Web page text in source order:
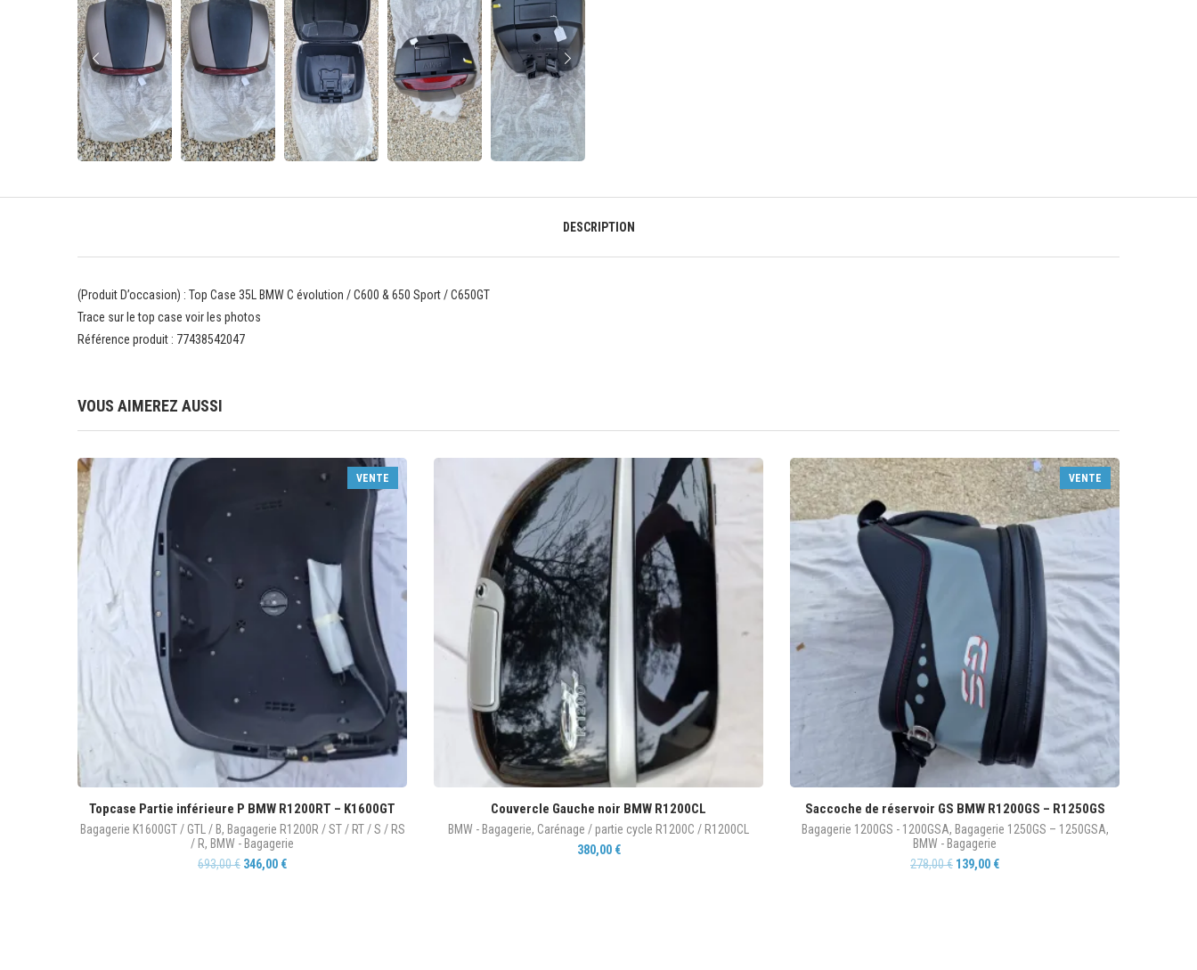
DESCRIPTION
(Produit D’occasion) : Top Case 35L BMW C évolution / C600 & 650 Sport / C650GT
Trace sur le top case voir les photos
Référence produit : 77438542047
VOUS AIMEREZ AUSSI
VENTE
Topcase Partie inférieure P BMW R1200RT – K1600GT
Bagagerie K1600GT / GTL / B, Bagagerie R1200R / ST / RT / S / RS
/ R, BMW - Bagagerie
693,00€ 346,00 €
Couvercle Gauche noir BMW R1200CL
BMW - Bagagerie, Carénage / partie cycle R1200C / R1200CL
380,00 €
VENTE
Saccoche de réservoir GS BMW R1200GS – R1250GS
Bagagerie 1200GS - 1200GSA, Bagagerie 1250GS – 1250GSA,
BMW - Bagagerie
278,00€ 139,00 €